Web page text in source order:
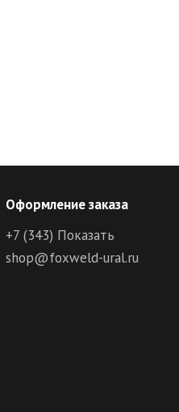
Оформление заказа
+7 (343) Показать
shop@foxweld-ural.ru